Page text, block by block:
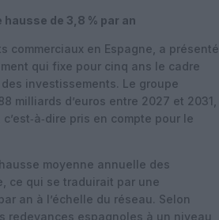
de 3,8 % par an
commerciaux en Espagne, a présenté
qui fixe pour cinq ans le cadre
investissements. Le groupe
milliards d’euros entre 2027 et 2031,
pris en compte pour le
moyenne annuelle des
ce qui se traduirait par une
an à l’échelle du réseau. Selon
redevances espagnoles à un niveau